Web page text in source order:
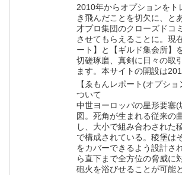
2010年からオプションをト
き飛んだことを切欠に、と
才プロ集団のクローズドコ
させてもらえることに。現
ート】と【ギルド集会所】
切磋琢磨、真剣に日々の取
ます。本サイトの開設は
【ゑもんレポート(オプシ
ついて
中世ヨーロッパの星形要塞(
図。死角が生まれる従来の
し、大小で組み合わされた
で構成されている。稜堡は
をカバーできるよう設計さ
ら直下まで全方位の脅威に
砲火を浴びせることが可能